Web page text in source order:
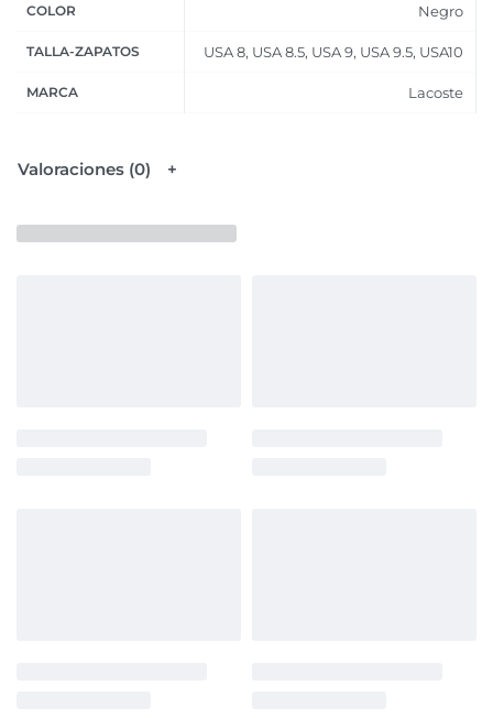
COLOR Negro
TALLA-ZAPATOS USA 8, USA 8.5, USA 9, USA 9.5, USA10
MARCA Lacoste
Valoraciones (0)